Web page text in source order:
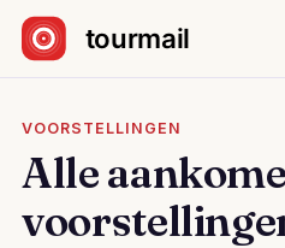
Sla navigatie over
VOORSTELLINGEN
Alle